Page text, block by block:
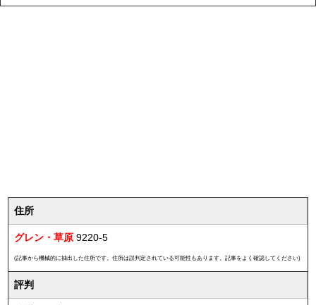
住所
グレン・草原 9220-5
(記事から機械的に抽出した住所です。住所は誤判定されている可能性もあります。記事をよく確認してください)
評判